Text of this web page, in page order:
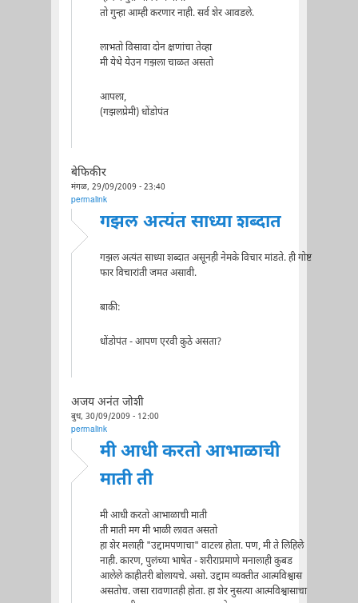
तो गुन्हा आम्ही करणार नाही. सर्व शेर आवडले.
लाभतो विसावा दोन क्षणांचा तेव्हा
मी येथे येउन गझला चाळत असतो
आपला,
(गझलप्रेमी) धोंडोपंत
बेफिकीर
मंगळ, 29/09/2009 - 23:40
permalink
गझल अत्यंत साध्या शब्दात
गझल अत्यंत साध्या शब्दात असूनही नेमके विचार मांडते. ही गोष्ट
फार विचारांती जमत असावी.
बाकी:
धोंडोपंत - आपण एरवी कुठे असता?
अजय अनंत जोशी
बुध, 30/09/2009 - 12:00
permalink
मी आधी करतो आभाळाची
माती ती
मी आधी करतो आभाळाची माती
ती माती मग मी भाळी लावत असतो
हा शेर मलाही "उद्दामपणाचा" वाटला होता. पण, मी ते लिहिले
नाही. कारण, पुलंच्या भाषेत - शरीराप्रमाणे मनालाही कुबड
आलेले काहीतरी बोलायचे. असो. उद्दाम व्यक्तीत आत्मविश्वास
असतोच. जसा रावणातही होता. हा शेर नुसत्या आत्मविश्वासाचा